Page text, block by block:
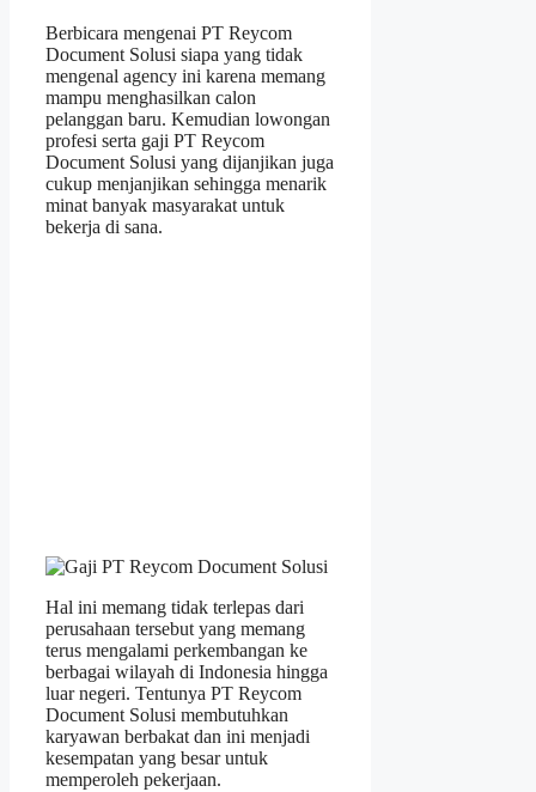
Berbicara mengenai PT Reycom
Document Solusi siapa yang tidak
mengenal agency ini karena memang
mampu menghasilkan calon
pelanggan baru. Kemudian lowongan
profesi serta gaji PT Reycom
Document Solusi yang dijanjikan juga
cukup menjanjikan sehingga menarik
minat banyak masyarakat untuk
bekerja di sana.
Hal ini memang tidak terlepas dari
perusahaan tersebut yang memang
terus mengalami perkembangan ke
berbagai wilayah di Indonesia hingga
luar negeri. Tentunya PT Reycom
Document Solusi membutuhkan
karyawan berbakat dan ini menjadi
kesempatan yang besar untuk
memperoleh pekerjaan.